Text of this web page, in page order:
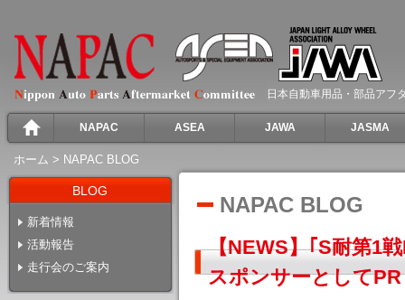
日本自動車用品・部品アフ
NAPAC ASEA JAWA JASMA
ホーム > NAPAC BLOG
BLOG
新着情報
活動報告
走行会のご案内
NAPAC BLOG
【NEWS】｢S耐第1
スポンサーとしてPR